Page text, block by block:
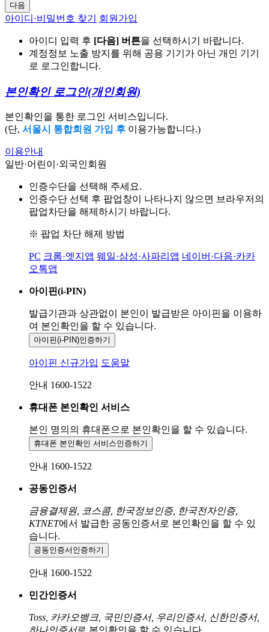
다음
아이디·비밀번호 찾기 회원가입
아이디 입력 후 [다음] 버튼을 선택하시기 바랍니다.
계정정보 노출 방지를 위해 공용 기기가 아닌 개인 기기
로 로그인합니다.
본인확인 로그인(개인회원)
본인확인을 통한 로그인 서비스입니다.
(단, 서울시 통합회원 가입 후 이용가능합니다.)
이용안내
일반·어린이·외국인회원
인증수단을 선택해 주세요.
인증수단 선택 후 팝업창이 나타나지 않으면 브라우저의
팝업차단을 해제하시기 바랍니다.
※ 팝업 차단 해제 방법
PC 크롬·엣지앱 웨일·삼성·사파리앱 네이버·다음·카카
오톡앱
아이핀(i-PIN)
발급기관과 상관없이 본인이 발급받은 아이핀을 이용하
여 본인확인을 할 수 있습니다.
아이핀(i-PIN)인증하기
아이핀 신규가입 도움말
안내 1600-1522
휴대폰 본인확인 서비스
본인 명의의 휴대폰으로 본인확인을 할 수 있습니다.
휴대폰 본인확인 서비스인증하기
안내 1600-1522
공동인증서
금융결제원, 코스콤, 한국정보인증, 한국전자인증,
KTNET에서 발급한 공동인증서로 본인확인을 할 수 있
습니다.
공동인증서 인증하기
안내 1600-1522
민간인증서
Toss, 카카오뱅크, 국민인증서, 우리인증서, 신한인증서,